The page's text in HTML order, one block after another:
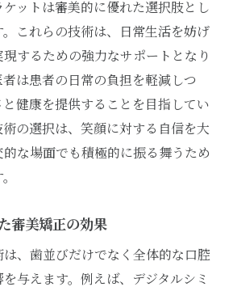
ットは審美的に優れた選択肢とし
これらの技術は、日常生活を妨げ
するための強力なサポートとなり
は患者の日常の負担を軽減しつ
健康を提供することを目指してい
の選択は、笑顔に対する自信を大
な場面でも積極的に振る舞うため
審美矯正の効果
、歯並びだけでなく全体的な口腔
与えます。例えば、デジタルシミ